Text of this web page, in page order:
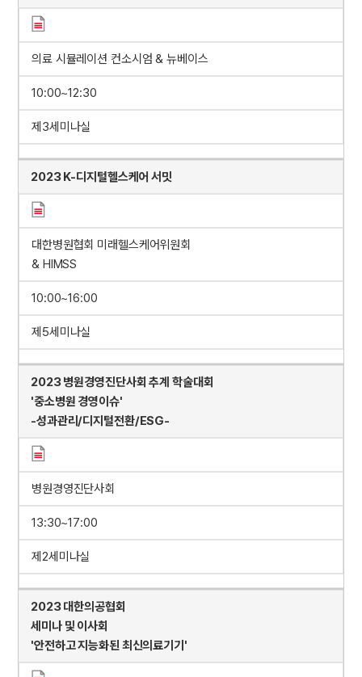
의료 시뮬레이션 컨소시엄 & 뉴베이스
10:00~12:30
제3세미나실
2023 K-디지털헬스케어 서밋
대한병원협회 미래헬스케어위원회
& HIMSS
10:00~16:00
제5세미나실
2023 병원경영진단사회 추계 학술대회
'중소병원 경영이슈'
-성과관리/디지털전환/ESG-
병원경영진단사회
13:30~17:00
제2세미나실
2023 대한의공협회
세미나 및 이사회
'안전하고 지능화된 최신의료기기'